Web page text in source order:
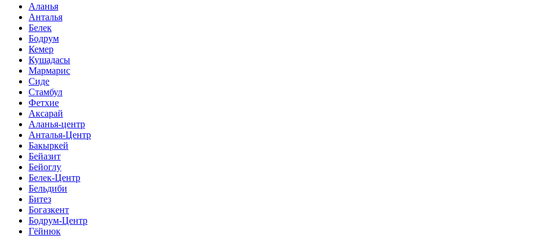
Аланья
Анталья
Белек
Бодрум
Кемер
Кушадасы
Мармарис
Сиде
Стамбул
Фетхие
Аксарай
Аланья-центр
Анталья-Центр
Бакыркей
Бейазит
Бейоглу
Белек-Центр
Бельдиби
Битез
Богазкент
Бодрум-Центр
Гёйнюк